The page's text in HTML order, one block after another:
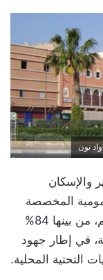
نون
والإسكان
المخصصة
لجهة كلميم–واد نون بلغ حوالي مليار درهم، من بينها 84%
في إطار جهود
التحتية المحلية.